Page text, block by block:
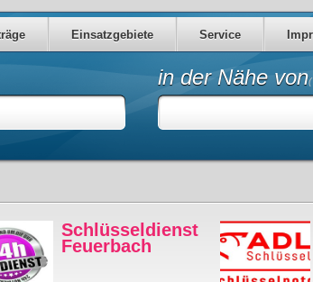
Einsatzgebiete Service
in der Nähe von(
Schlüsseldienst
Feuerbach